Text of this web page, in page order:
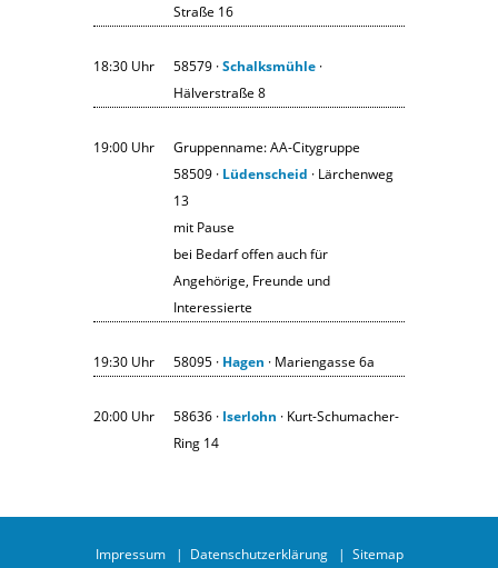
Straße 16
18:30 Uhr 58579 ·Schalksmühle ·
Hälverstraße 8
19:00 Uhr
Gruppenname: AA-Citygruppe
58509 · Lüdenscheid · Lärchenweg
13
mit Pause
bei Bedarf offen auch für
Angehörige, Freunde und
Interessierte
19:30 Uhr 58095 · Hagen · Mariengasse 6a
20:00 Uhr 58636 · Iserlohn · Kurt-Schumacher-
Ring 14
Impressum Datenschutzerklärung
Sitemap